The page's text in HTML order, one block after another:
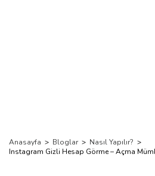
Anasayfa > Bloglar > Nasıl Yapılır? >
Instagram Gizli Hesap Görme – Açma